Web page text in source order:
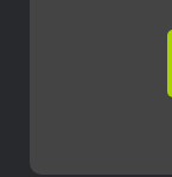
Základní